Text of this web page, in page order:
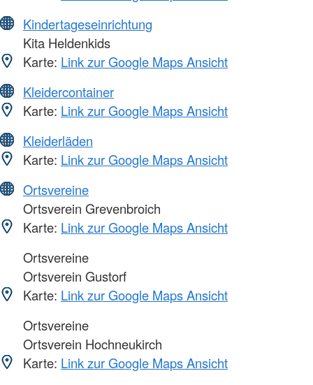
Kindertageseinrichtung
Kita Heldenkids
Karte: Link zur Google Maps Ansicht
Kleidercontainer
Karte: Link zur Google Maps Ansicht
Kleiderläden
Karte: Link zur Google Maps Ansicht
Ortsvereine
Ortsverein Grevenbroich
Karte: Link zur Google Maps Ansicht
Ortsvereine
Ortsverein Gustorf
Karte: Link zur Google Maps Ansicht
Ortsvereine
Ortsverein Hochneukirch
Karte: Link zur Google Maps Ansicht